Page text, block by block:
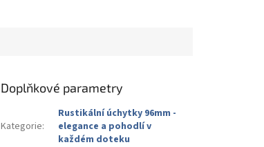
Doplňkové parametry
Kategorie:
Rustikální úchytky 96mm -
elegance a pohodlí v
každém doteku